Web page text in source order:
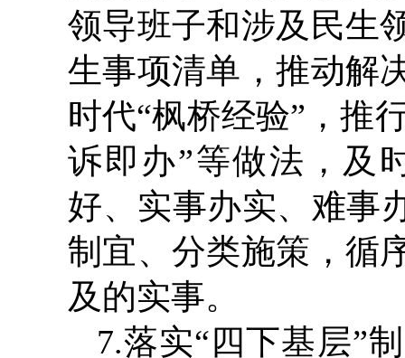
领导班子和涉及民生
生事项清单，推动解
时代“枫桥经验”，推
诉即办”等做法，及
好、实事办实、难事
制宜、分类施策，循
及的实事。
7.落实“四下基层”